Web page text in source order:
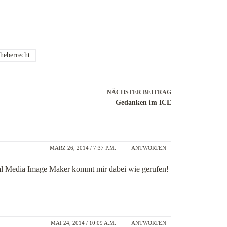
NÄCHSTERBEITRAG
Gedanken im ICE
MÄRZ 26, 2014 / 7:37 P.M. ANTWORTEN
Media Image Maker kommt mir dabei wie gerufen!
MAI 24, 2014 / 10:09 A.M. ANTWORTEN